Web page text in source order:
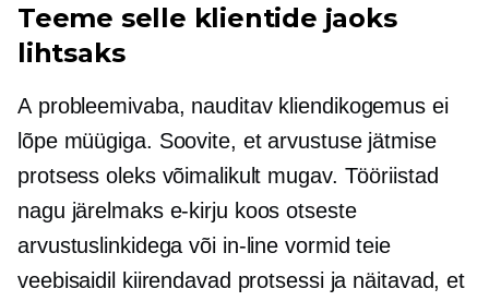
Teeme selle klientide jaoks
lihtsaks
A probleemivaba, nauditav kliendikogemus ei
lõpe müügiga. Soovite, et arvustuse jätmise
protsess oleks võimalikult mugav. Tööriistad
nagu järelmakse-kirju koos otseste
arvustuslinkidega või in-line vormid teie
veebisaidil kiirendavad protsessi ja näitavad, et